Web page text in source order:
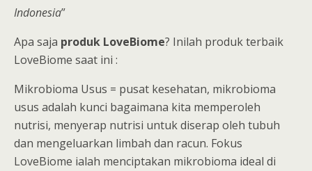
Indonesia”
Apa saja produk LoveBiome? Inilah produk terbaik
LoveBiome saat ini :
Mikrobioma Usus = pusat kesehatan, mikrobioma
usus adalah kunci bagaimana kita memperoleh
nutrisi, menyerap nutrisi untuk diserap oleh tubuh
dan mengeluarkan limbah dan racun. Fokus
LoveBiome ialah menciptakan mikrobioma ideal di